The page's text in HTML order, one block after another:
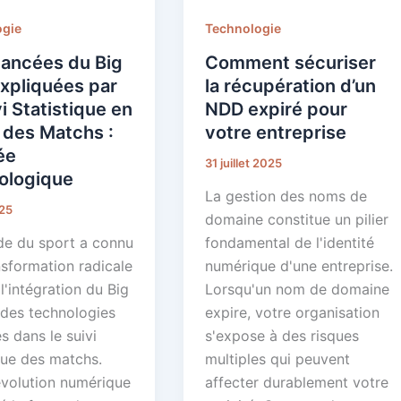
du Big
par
Statistique en
Matchs :
du sport a connu
radicale
du Big
technologies
dans le suivi
des matchs.
numérique
Technologie
Comment sécuriser
la récupération d’un
NDD expiré pour
votre entreprise
31 juillet 2025
La gestion des noms de
domaine constitue un pilier
fondamental de l'identité
numérique d'une entreprise.
Lorsqu'un nom de domaine
expire, votre organisation
s'expose à des risques
multiples qui peuvent
affecter durablement votre